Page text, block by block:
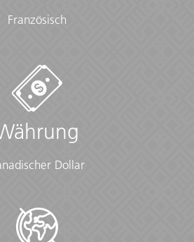
Französisch
Dollar